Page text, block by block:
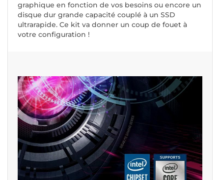
graphique en fonction de vos besoins ou encore un
disque dur grande capacité couplé à un SSD
ultrarapide. Ce kit va donner un coup de fouet à
votre configuration !